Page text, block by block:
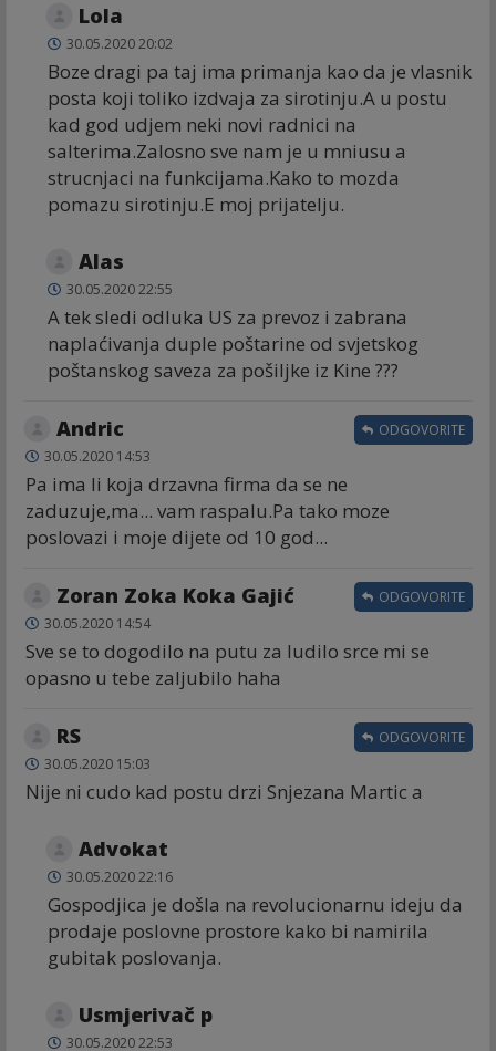
Lola
30.05.2020 20:02
Boze dragi pa taj ima primanja kao da je vlasnik
posta koji toliko izdvaja za sirotinju.A u postu
kad god udjem neki novi radnici na
salterima.Zalosno sve nam je u mniusu a
strucnjaci na funkcijama.Kako to mozda
pomazu sirotinju.E moj prijatelju.
Alas
30.05.2020 22:55
A tek sledi odluka US za prevoz i zabrana
naplaćivanja duple poštarine od svjetskog
poštanskog saveza za pošiljke iz Kine ???
Andric
30.05.2020 14:53
Pa ima li koja drzavna firma da se ne
zaduzuje,ma... vam raspalu.Pa tako moze
poslovazi i moje dijete od 10 god...
ODGOVORITE
Zoran Zoka Koka Gajić
30.05.2020 14:54
Sve se to dogodilo na putu za ludilo srce mi se
opasno u tebe zaljubilo haha
ODGOVORITE
RS
30.05.2020 15:03
Nije ni cudo kad postu drzi Snjezana Martic a
ODGOVORITE
Advokat
30.05.2020 22:16
Gospodjica je došla na revolucionarnu ideju da
prodaje poslovne prostore kako bi namirila
gubitak poslovanja.
Usmjerivač p
30.05.2020 22:53